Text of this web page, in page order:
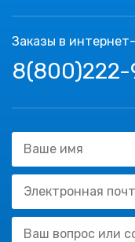
Заказы в